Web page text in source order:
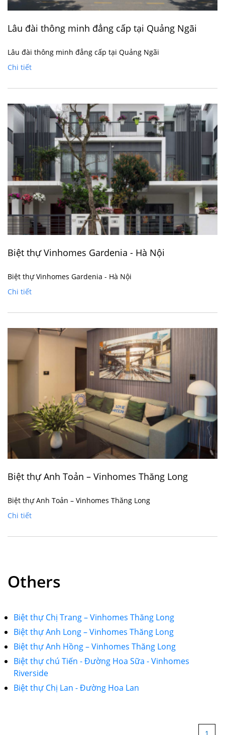
Lâu đài thông minh đẳng cấp tại Quảng Ngãi
Lâu đài thông minh đẳng cấp tại Quảng Ngãi
Chi tiết
Biệt thự Vinhomes Gardenia - Hà Nội
Biệt thự Vinhomes Gardenia - Hà Nội
Chi tiết
Biệt thự Anh Toản – Vinhomes Thăng Long
Biệt thự Anh Toản – Vinhomes Thăng Long
Chi tiết
Others
Biệt thự Chị Trang – Vinhomes Thăng Long
Biệt thự Anh Long – Vinhomes Thăng Long
Biệt thự Anh Hồng – Vinhomes Thăng Long
Biệt thự chú Tiến - Đường Hoa Sữa - Vinhomes
Riverside
Biệt thự Chị Lan - Đường Hoa Lan